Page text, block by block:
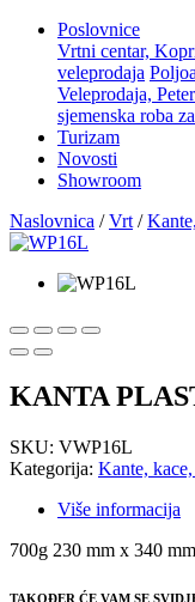
Poslovnice
Vrtni centar,
veleprodaja
Veleprodaja,
sjemenska roba
Turizam
Novosti
Showroom
Naslovnica /Vrt /
KANTA
SKU: VWP16L
Kategorija: Kante,
Više informacija
700g 230 mm x 340 mm
TAKOĐER ĆE VAM SE